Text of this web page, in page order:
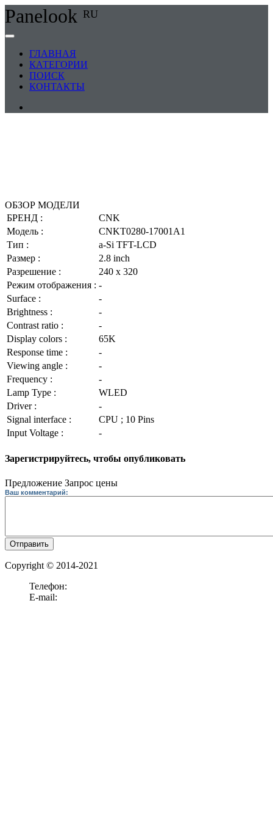
Panelook RU
ГЛАВНАЯ
КАТЕГОРИИ
ПОИСК
КОНТАКТЫ
ОБЗОР МОДЕЛИ
БРЕНД :
CNK
Модель :
CNKT0280-17001A1
Тип :
a-Si TFT-LCD
Размер :
2.8 inch
Разрешение :
240 x 320
Режим отображения : -
Surface :
-
Brightness :
-
Contrast ratio :
-
Display colors :
65K
Response time :
-
Viewing angle :
-
Frequency :
-
Lamp Type :
WLED
Driver :
-
Signal interface :
CPU ; 10 Pins
Input Voltage :
-
Зарегистрируйтесь, чтобы опубликовать
Предложение Запрос цены
Ваш комментарий:
Отправить
Copyright © 2014-2021
Телефон:
E-mail: